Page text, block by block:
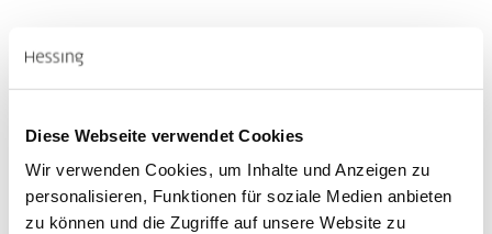
Diese Webseite verwendet Cookies
Wir verwenden Cookies, um Inhalte und Anzeigen zu
personalisieren, Funktionen für soziale Medien anbieten
zu können und die Zugriffe auf unsere Website zu